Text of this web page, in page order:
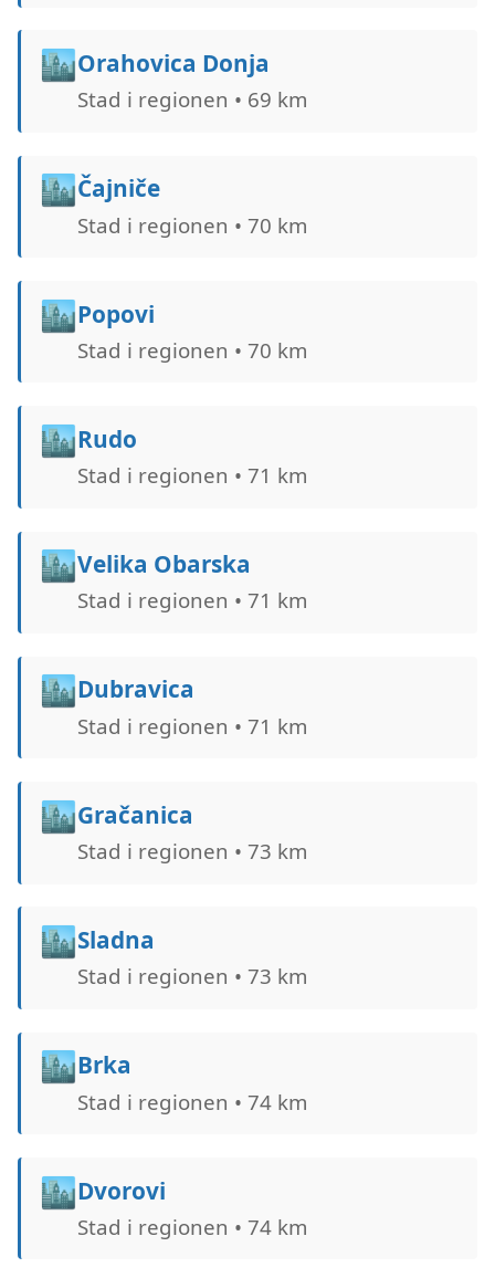
🏙️Orahovica Donja
Stad i regionen • 69 km
🏙️Čajniče
Stad i regionen • 70 km
🏙️Popovi
Stad i regionen • 70 km
🏙️Rudo
Stad i regionen • 71 km
🏙️Velika Obarska
Stad i regionen • 71 km
🏙️Dubravica
Stad i regionen • 71 km
🏙️Gračanica
Stad i regionen • 73 km
🏙️Sladna
Stad i regionen • 73 km
🏙️Brka
Stad i regionen • 74 km
🏙️Dvorovi
Stad i regionen • 74 km